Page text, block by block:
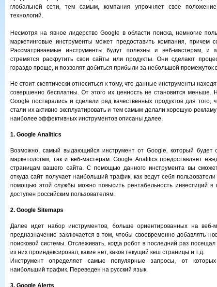
глобальной сети, тем самым, компания упрочняет свое
технологий.
Несмотря на явное лидерство Google в области поиска, немногие
маркетинговые инструменты может предоставить компания, причем
Рассматриваемые инструменты будут полезны и веб-мастерам, и
стремятся раскрутить свои сайты или продукты. Они сделают
гораздо проще, и позволят добиться прибыли за небольшой промежуток
Не стоит скептически относиться к тому, что данные инструменты
совершенно бесплатны. От этого их ценность не становится меньше.
Google постарались и сделали ряд качественных продуктов для того,
стали их активно эксплуатировать и тем самым делали хорошую
наиболее эффективных инструментов описаны далее.
1. Google Analitics
Возможно, самый выдающийся инструмент от Google, который будет
маркетологам, так и веб-мастерам. Google Analitics предоставляет
страницам вашего сайта. С помощью данного инструмента вы
откуда сайт получает наибольший трафик, как ведут себя
помощью этой службы можно повысить рентабельность инвестиций в
доступен российским пользователям.
2. Google Sitemaps
Далее идет набор инструментов, больше ориентированных на веб-
предназначение заключается в том, чтобы своевременно добавлять
поисковой системы. Отслеживать, когда робот в последний раз
из них проиндексировал, какие нет, каков текущий кеш страницы и т.д.
Инструмент определяет самые популярные запросы, от
наибольший трафик. Переведен на русский язык.
3. Google Alerts